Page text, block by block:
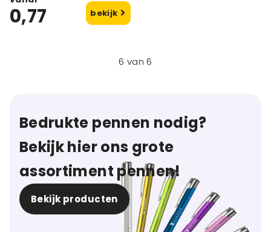
0,77 bekijk
6 van 6
Bedrukte pennen nodig?
Bekijk hier ons grote
assortiment pennen!
Bekijk producten